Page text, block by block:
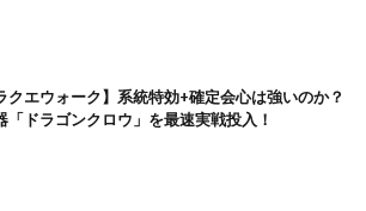
クエウォーク】系統特効+確定会心は強いのか？
「ドラゴンクロウ」を最速実戦投入！